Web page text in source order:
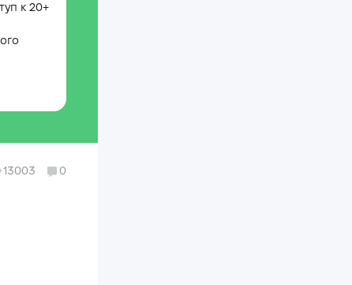
к 20+
13003 0